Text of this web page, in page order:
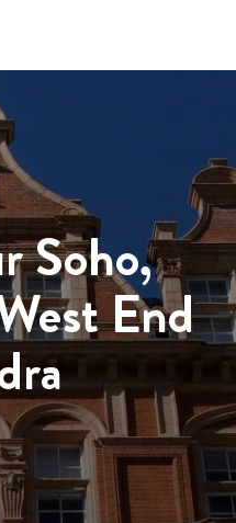
Soho,
End